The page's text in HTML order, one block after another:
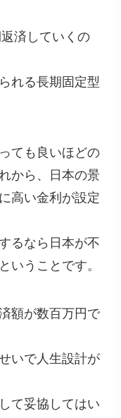
済していくの
れる長期固定型
ても良いほどの
から、日本の景
高い金利が設定
るなら日本が不
いうことです。
額が数百万円で
いで人生設計が
て妥協してはい